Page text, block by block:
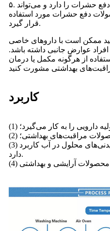
۵. دفع حشرات: پارتنولید خاصیت دفع حشرات را دارد و می‌تواند
دفع حشرات مورد استفاده
قرار گیرد.
ممکن است با داروهای خاصی
عوارض جانبی داشته باشد.
از هرگونه مکمل یا درمان
کاربرد
دارویی را به کار می‌گیرد؛
مراقبت‌های بهداشتی؛
(3) در زمینه مواد غذایی و نوشیدنی‌های محلول در آب کاربرد
دارد.